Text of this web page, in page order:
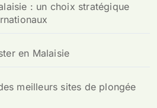
: un choix stratégique
en Malaisie
meilleurs sites de plongée